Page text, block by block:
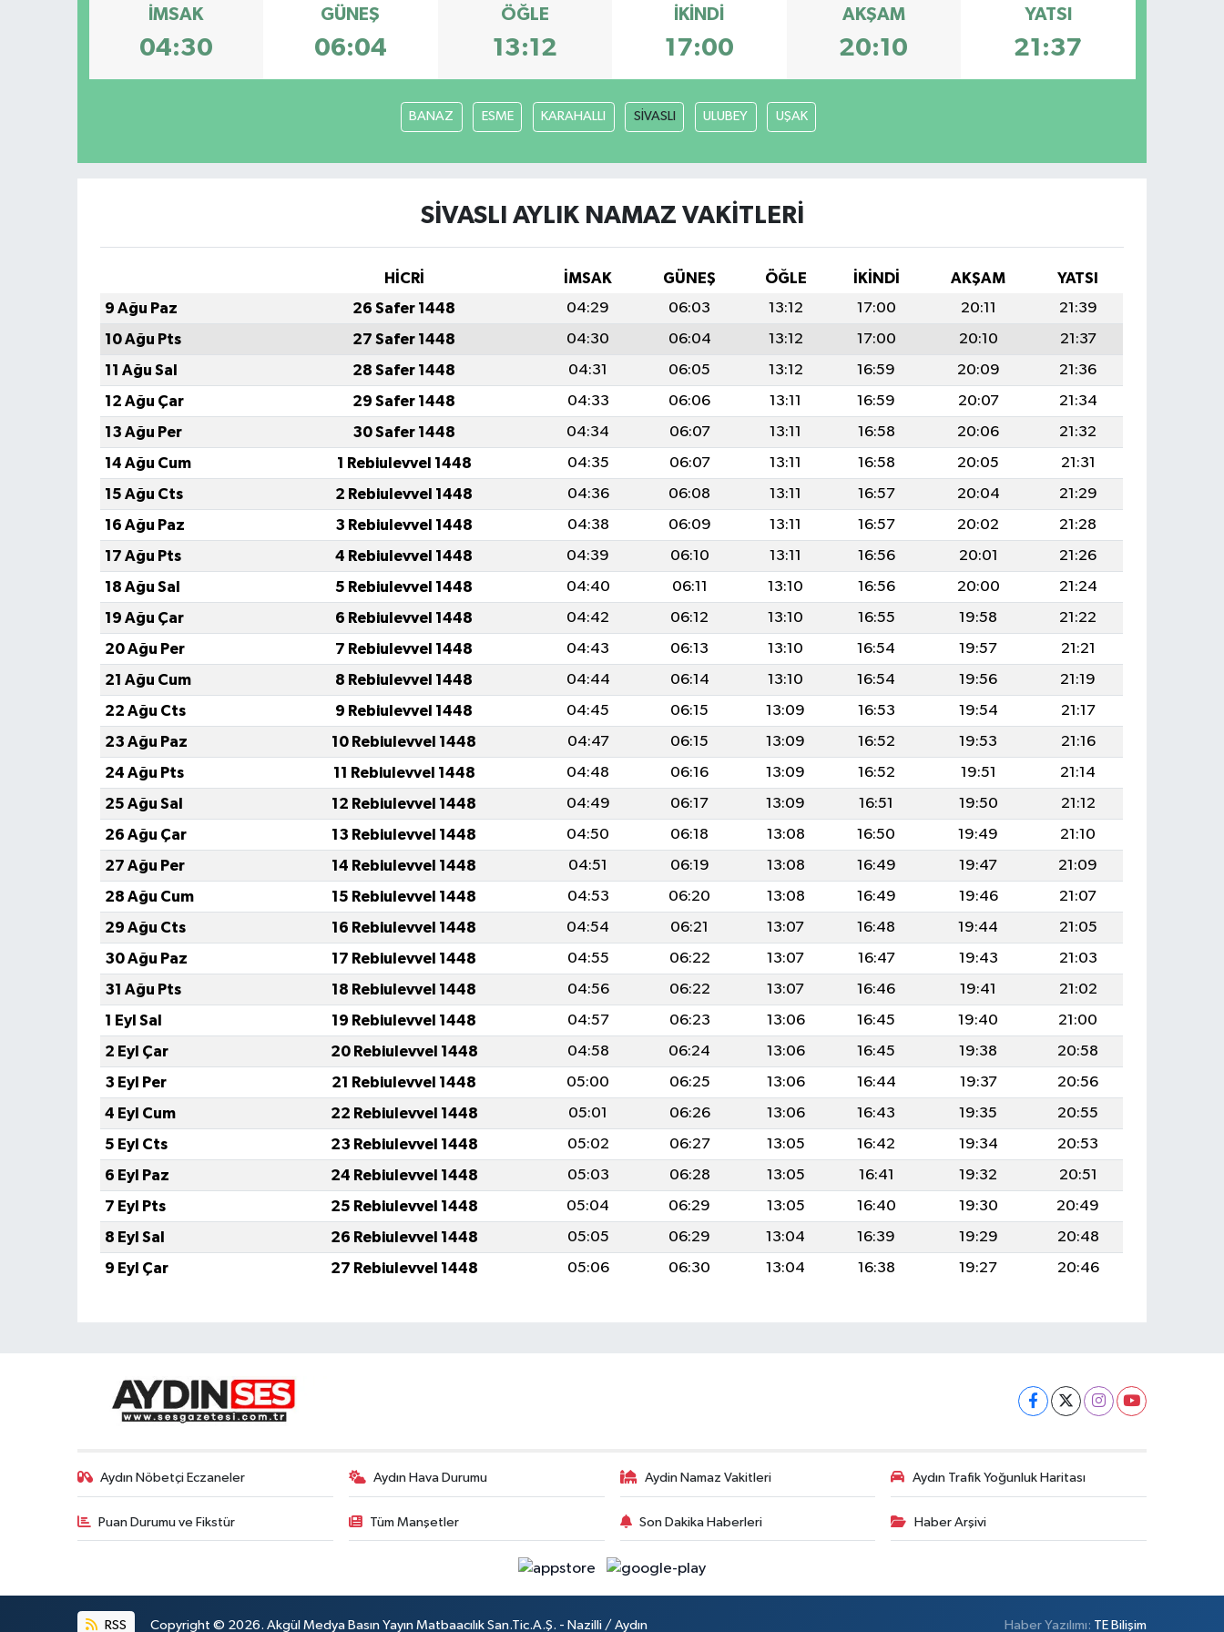
İMSAK
04:30
GÜNEŞ
06:04
ÖĞLE
13:12
İKINDI
17:00
AKŞAM
20:10
YATSI
21:37
BANAZ ESME KARAHALLI SİVASLI ULUBEY UŞAK
SİVASLI AYLIK NAMAZ VAKITLERI
HİCRİ İMSAK GÜNEŞ ÖĞLE İKINDI AKŞAM
YATSI
9 Ağu Paz
26 Safer 1448 04:29 06:03 13:12 17:00 20:11
21:39
10 Ağu Pts
27 Safer 1448 04:30 06:04 13:12 17:00 20:10
21:37
11 Ağu Sal
28 Safer 1448 04:31 06:05 13:12 16:59 20:09
21:36
12 Ağu Çar
29 Safer 1448 04:33 06:06 13:11 16:59 20:07
21:34
13 Ağu Per
30 Safer 1448 04:34 06:07 13:11 16:58 20:06
21:32
14 Ağu Cum
1 Rebiulevvel 1448 04:35 06:07 13:11 16:58 20:05
21:31
15 Ağu Cts
2 Rebiulevvel 1448 04:36 06:08 13:11 16:57 20:04
21:29
16 Ağu Paz
3 Rebiulevvel 1448 04:38 06:09 13:11 16:57 20:02
21:28
17 Ağu Pts
4 Rebiulevvel 1448 04:39 06:10 13:11 16:56 20:01
21:26
18 Ağu Sal
5 Rebiulevvel 1448 04:40 06:11 13:10 16:56 20:00
21:24
19 Ağu Çar
6 Rebiulevvel 1448 04:42 06:12 13:10 16:55 19:58
21:22
20 Ağu Per
7 Rebiulevvel 1448 04:43 06:13 13:10 16:54 19:57
21:21
21 Ağu Cum
8 Rebiulevvel 1448 04:44 06:14 13:10 16:54 19:56
21:19
22 Ağu Cts
9 Rebiulevvel 1448 04:45 06:15 13:09 16:53 19:54
21:17
23 Ağu Paz
10 Rebiulevvel 1448 04:47 06:15 13:09 16:52 19:53
21:16
24 Ağu Pts
11 Rebiulevvel 1448 04:48 06:16 13:09 16:52 19:51
21:14
25 Ağu Sal
12 Rebiulevvel 1448 04:49 06:17 13:09 16:51 19:50
21:12
26 Ağu Çar
13 Rebiulevvel 1448 04:50 06:18 13:08 16:50 19:49
21:10
27 Ağu Per
14 Rebiulevvel 1448 04:51 06:19 13:08 16:49 19:47
21:09
28 Ağu Cum
15 Rebiulevvel 1448 04:53 06:20 13:08 16:49 19:46
21:07
29 Ağu Cts
16 Rebiulevvel 1448 04:54 06:21 13:07 16:48 19:44
21:05
30 Ağu Paz
17 Rebiulevvel 1448 04:55 06:22 13:07 16:47 19:43
21:03
31 Ağu Pts
18 Rebiulevvel 1448 04:56 06:22 13:07 16:46 19:41
21:02
1 Eyl Sal
19 Rebiulevvel 1448 04:57 06:23 13:06 16:45 19:40
21:00
2 Eyl Çar
20 Rebiulevvel 1448 04:58 06:24 13:06 16:45 19:38
20:58
3 Eyl Per
21 Rebiulevvel 1448 05:00 06:25 13:06 16:44 19:37
20:56
4 Eyl Cum
22 Rebiulevvel 1448 05:01 06:26 13:06 16:43 19:35
20:55
5 Eyl Cts
23 Rebiulevvel 1448 05:02 06:27 13:05 16:42 19:34
20:53
6 Eyl Paz
24 Rebiulevvel 1448 05:03 06:28 13:05 16:41 19:32
20:51
7 Eyl Pts
25 Rebiulevvel 1448 05:04 06:29 13:05 16:40 19:30
20:49
8 Eyl Sal
26 Rebiulevvel 1448 05:05 06:29 13:04 16:39 19:29
20:48
9 Eyl Çar
27 Rebiulevvel 1448 05:06 06:30 13:04 16:38 19:27 20:46
Aydın Nöbetçi Eczaneler Aydın Hava Durumu Aydin Namaz Vakitleri Aydın Trafik Yoğunluk Haritası
Puan Durumu ve Fikstür Tüm Manşetler Son Dakika Haberleri Haber Arşivi
RSS Copyright © 2026. Akgül Medya Basın Yayın Matbaacılık San.Tic.A.Ş. - Nazilli / Aydın Haber Yazılımı: TE Bilişim